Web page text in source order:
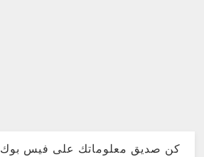
كن صديق معلوماتك على فيس بوك